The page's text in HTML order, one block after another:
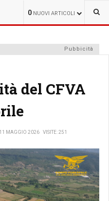
0 NUOVI ARTICOLI
Pubbicità
del CFVA
11 MAGGIO 2026 VISITE: 251